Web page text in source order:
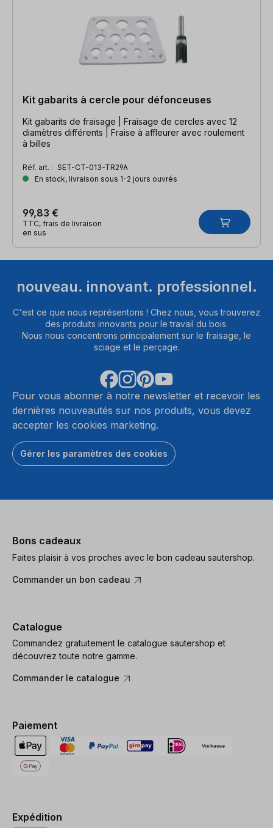
Kit gabarits à cercle pour défonceuses
Kit gabarits de fraisage | Fraisage de cercles avec 12
diamètres différents | Fraise à affleurer avec roulement
à billes
Réf. art. : SET-CT-013-TR29A
En stock, livraison sous 1-2 jours ouvrés
99,83 €
TTC, frais de livraison
en sus
nouveau. innovant. professionnel.
C'est ce que nous représentons ! Chez nous, vous trouverez
des produits innovants pour le travail du bois.
Nous nous concentrons principalement sur le fraisage, le
sciage et le perçage.
Pour vous abonner à notre newsletter et recevoir les
dernières nouveautés sur nos produits, vous devez
accepter les cookies marketing.
Gérer les paramètres des cookies
Bons cadeaux
Faites plaisir à vos proches avec le bon cadeau sautershop.
Commander un bon cadeau
Catalogue
Commandez gratuitement le catalogue sautershop et
découvrez toute notre gamme.
Commander le catalogue
Paiement
Expédition